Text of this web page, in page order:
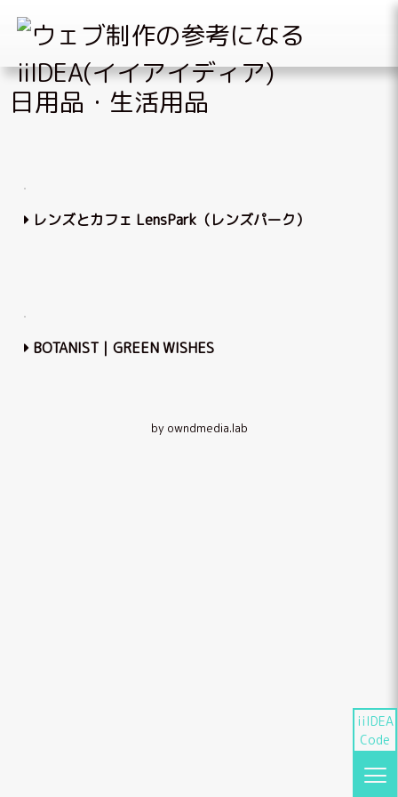
Skip
to
content
iiIDEA
Code
日用品・生活用品
レンズとカフェ LensPark（レンズパーク）
BOTANIST｜GREEN WISHES
by owndmedia.lab